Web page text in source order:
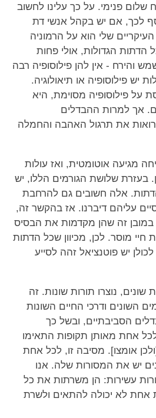
שלום פנימי. על כך עלינו לחשוב
לכך, אם יש בקהל אנשי דת
שלי הוא על הרמוניה
הדתות הגדולות, אולי פחות
והירח - אין להן פילוסופיה רבה
יש פילוסופיה או תיאולוגיה.
על פילוסופיה מסוימת, היא
אך למרות ההבדלים
רואות את תרגול האהבה והחמלה
מגיעה אוטומטית, ואז עולות
בעזרת שלושת הגורמים הללו, יש
אלה חשובים גם להרחבת
עליהם דיברנו. אז בהקשר זה,
במובן זה שהן מקדמות את הבסיס
חיי מוסר. לכן, מכיוון שכל הדתות
יש פוטנציאל זהה לסייע
נוצרו תורות שונות. זה
השונים ודרכי החיים השונות
הסביבתיים, ובשל כך
אחת מאותן תקופות התאימו
אומצו]. מסיבה זו, לכל אחת
יש את המסורות שלה. אנו
עשירות: הן משרתות את כל
אחת לא יכולה להתאים ולשרת